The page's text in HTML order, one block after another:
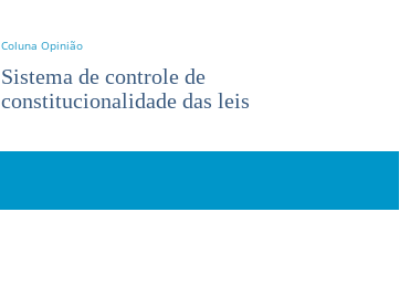
Coluna Opinião
Sistema de controle de
constitucionalidade das leis